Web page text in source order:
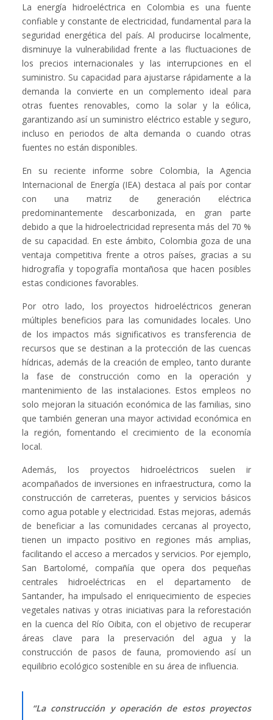
La energía hidroeléctrica en Colombia es una fuente
confiable y constante de electricidad, fundamental para la
seguridad energética del país. Al producirse localmente,
disminuye la vulnerabilidad frente a las fluctuaciones de
los precios internacionales y las interrupciones en el
suministro. Su capacidad para ajustarse rápidamente a la
demanda la convierte en un complemento ideal para
otras fuentes renovables, como la solar y la eólica,
garantizando así un suministro eléctrico estable y seguro,
incluso en periodos de alta demanda o cuando otras
fuentes no están disponibles.
En su reciente informe sobre Colombia, la Agencia
Internacional de Energía (IEA) destaca al país por contar
con una matriz de generación eléctrica
predominantemente descarbonizada, en gran parte
debido a que la hidroelectricidad representa más del 70 %
de su capacidad. En este ámbito, Colombia goza de una
ventaja competitiva frente a otros países, gracias a su
hidrografía y topografía montañosa que hacen posibles
estas condiciones favorables.
Por otro lado, los proyectos hidroeléctricos generan
múltiples beneficios para las comunidades locales. Uno
de los impactos más significativos es transferencia de
recursos que se destinan a la protección de las cuencas
hídricas, además de la creación de empleo, tanto durante
la fase de construcción como en la operación y
mantenimiento de las instalaciones. Estos empleos no
solo mejoran la situación económica de las familias, sino
que también generan una mayor actividad económica en
la región, fomentando el crecimiento de la economía
local.
Además, los proyectos hidroeléctricos suelen ir
acompañados de inversiones en infraestructura, como la
construcción de carreteras, puentes y servicios básicos
como agua potable y electricidad. Estas mejoras, además
de beneficiar a las comunidades cercanas al proyecto,
tienen un impacto positivo en regiones más amplias,
facilitando el acceso a mercados y servicios. Por ejemplo,
San Bartolomé, compañía que opera dos pequeñas
centrales hidroeléctricas en el departamento de
Santander, ha impulsado el enriquecimiento de especies
vegetales nativas y otras iniciativas para la reforestación
en la cuenca del Río Oibita, con el objetivo de recuperar
áreas clave para la preservación del agua y la
construcción de pasos de fauna, promoviendo así un
equilibrio ecológico sostenible en su área de influencia.
“La construcción y operación de estos proyectos